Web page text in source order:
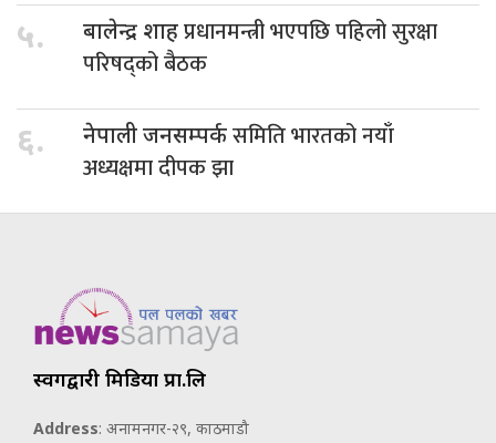
५. बालेन्द्र शाहप्रधानमन्त्री भएपछि पहिलो सुरक्षा
परिषद्को बैठक
६. नेपाली जनसम्पर्कसमिति भारतको नयाँ
अध्यक्षमा दीपक झा
स्वर्गद्वारी मिडिया प्रा.लि
Address: अनामनगर-२९, काठमाडौ